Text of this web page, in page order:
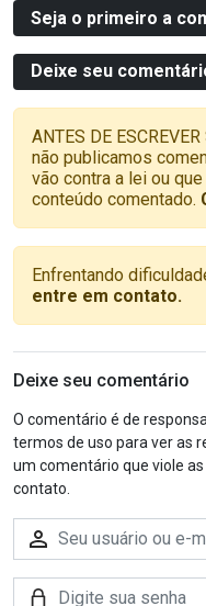
Seja o primeiro a
Deixe seu
ANTES DE
não publicamos
vão contra a lei ou
conteúdo comentado.
Enfrentando
entre em contato.
Deixe seu comentário
O comentário é de
termos de uso para ver as
um comentário que viole
contato.